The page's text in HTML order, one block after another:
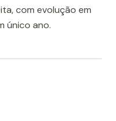
com evolução em
único ano.